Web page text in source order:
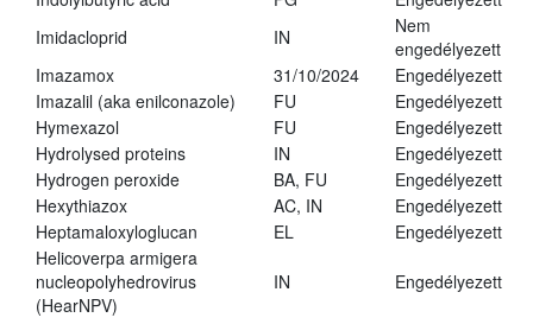
Imidacloprid
IN
Nem
engedélyezett
Imazamox
31/10/2024
Engedélyezett
Imazalil (aka enilconazole)
FU
Engedélyezett
Hymexazol
FU
Engedélyezett
Hydrolysed proteins
IN
Engedélyezett
Hydrogen peroxide
BA, FU
Engedélyezett
Hexythiazox
AC, IN
Engedélyezett
Heptamaloxyloglucan
EL
Engedélyezett
Helicoverpa armigera
nucleopolyhedrovirus
(HearNPV)
IN Engedélyezett